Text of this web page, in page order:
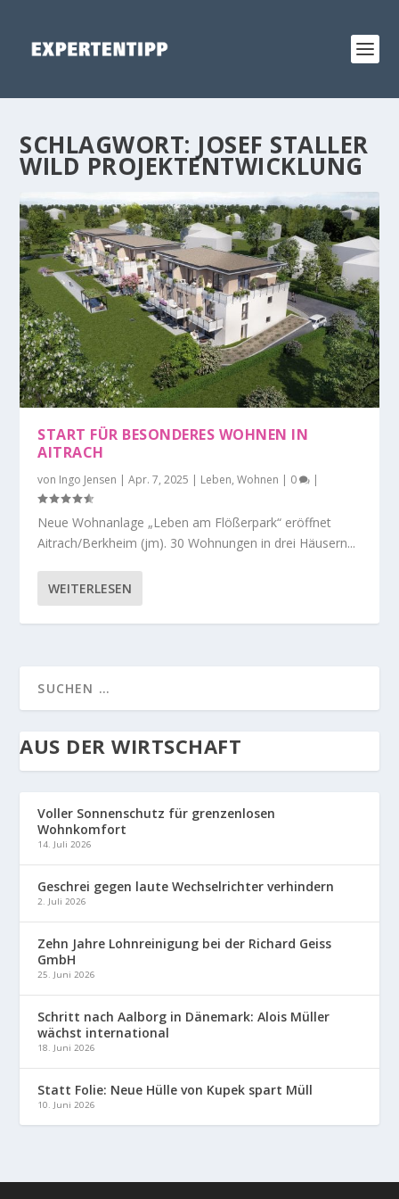
SCHLAGWORT: JOSEF STALLER
WILD PROJEKTENTWICKLUNG
START FÜR BESONDERES WOHNEN IN
AITRACH
von Ingo Jensen |Apr. 7, 2025 | Leben,Wohnen | 0 |
Neue Wohnanlage „Leben am Flößerpark“ eröffnet
Aitrach/Berkheim (jm). 30 Wohnungen in drei Häusern...
WEITERLESEN
AUS DER WIRTSCHAFT
Voller Sonnenschutz für grenzenlosen
Wohnkomfort
14. Juli 2026
Geschrei gegen laute Wechselrichter verhindern
2. Juli 2026
Zehn Jahre Lohnreinigung bei der Richard Geiss
GmbH
25. Juni 2026
Schritt nach Aalborg in Dänemark: Alois Müller
wächst international
18. Juni 2026
Statt Folie: Neue Hülle von Kupek spart Müll
10. Juni 2026